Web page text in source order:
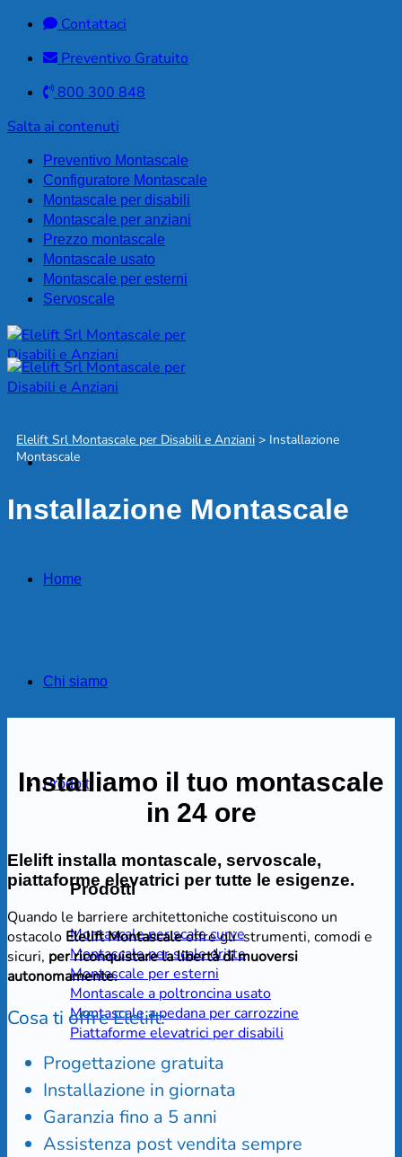
Contattaci
Preventivo Gratuito
800 300 848
Salta ai contenuti
Preventivo Montascale
Configuratore Montascale
Montascale per disabili
Montascale per anziani
Prezzo montascale
Montascale usato
Montascale per esterni
Servoscale
Home
Chi siamo
Prodotti
Prodotti
Montascale per scale curve
Montascale per scale dritte
Montascale per esterni
Montascale a poltroncina usato
Montascale a pedana per carrozzine
Piattaforme elevatrici per disabili
Elelift Srl Montascale per Disabili e Anziani > Installazione
Montascale
Installazione Montascale
Installiamo il tuo montascale
in 24 ore
Elelift installa montascale, servoscale,
piattaforme elevatrici per tutte le esigenze.
Quando le barriere architettoniche costituiscono un
ostacolo Elelift Montascaleoffre gli strumenti, comodi e
sicuri, per riconquistare la libertà di muoversi
autonomamente.
Cosa ti offre Elelift:
Progettazione gratuita
Installazione in giornata
Garanzia fino a 5 anni
Assistenza post vendita sempre